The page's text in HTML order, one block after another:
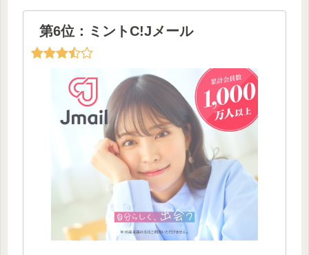
第6位：ミントC!Jメール